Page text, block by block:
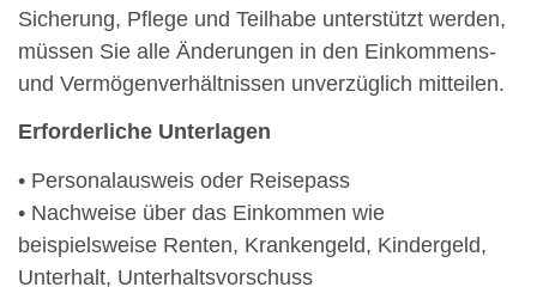
Sicherung, Pflege und Teilhabe unterstützt werden,
müssen Sie alle Änderungen in den Einkommens-
und Vermögenverhältnissen unverzüglich mitteilen.
Erforderliche Unterlagen
• Personalausweis oder Reisepass
• Nachweise über das Einkommen wie
beispielsweise Renten, Krankengeld, Kindergeld,
Unterhalt, Unterhaltsvorschuss